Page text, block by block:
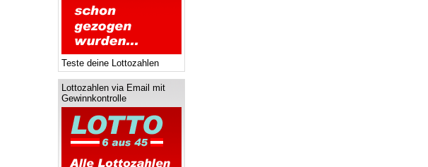
Teste deine Lottozahlen
Lottozahlen via Email mit
Gewinnkontrolle